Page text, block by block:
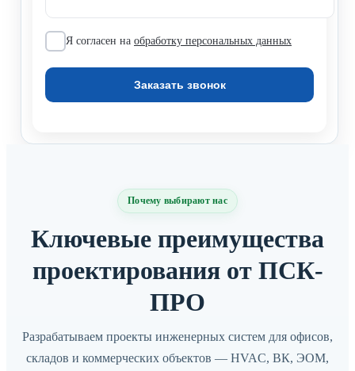
Я согласен на обработку персональных данных
Почему выбирают нас
Ключевые преимущества
проектирования от ПСК-
ПРО
Разрабатываем проекты инженерных систем для офисов,
складов и коммерческих объектов — HVAC, ВК, ЭОМ,